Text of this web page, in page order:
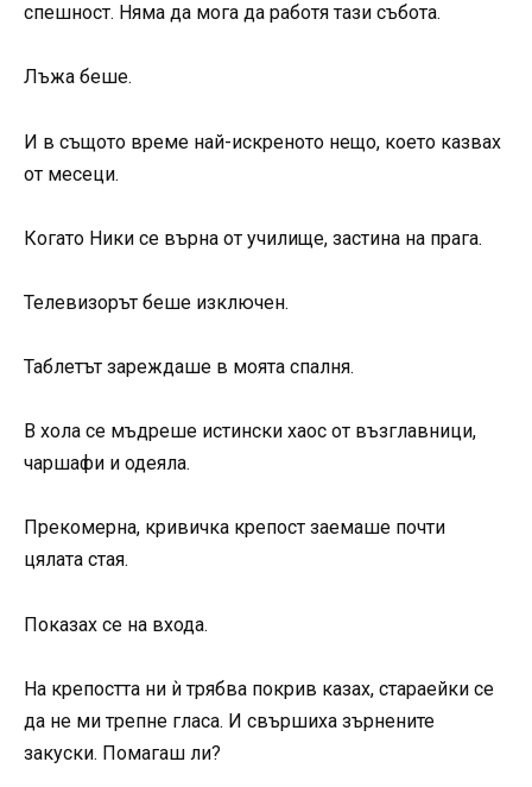
спешност. Няма да мога да работя тази събота.
Лъжа беше.
И в същото време най-искреното нещо, което казвах
от месеци.
Когато Ники се върна от училище, застина на прага.
Телевизорът беше изключен.
Таблетът зареждаше в моята спалня.
В хола се мъдреше истински хаос от възглавници,
чаршафи и одеяла.
Прекомерна, кривичка крепост заемаше почти
цялата стая.
Показах се на входа.
На крепостта ни ѝ трябва покрив казах, стараейки се
да не ми трепне гласа. И свършиха зърнените
закуски. Помагаш ли?